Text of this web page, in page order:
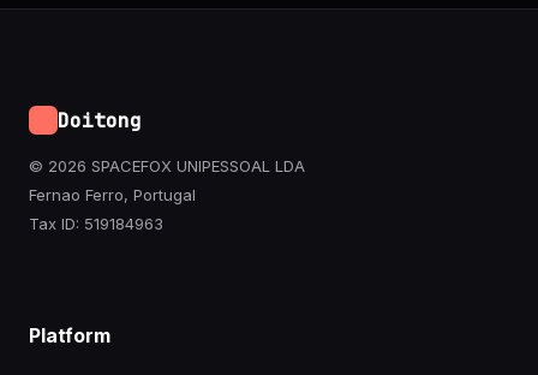
Doitong
© 2026 SPACEFOX UNIPESSOAL LDA
Fernao Ferro, Portugal
Tax ID: 519184963
Platform